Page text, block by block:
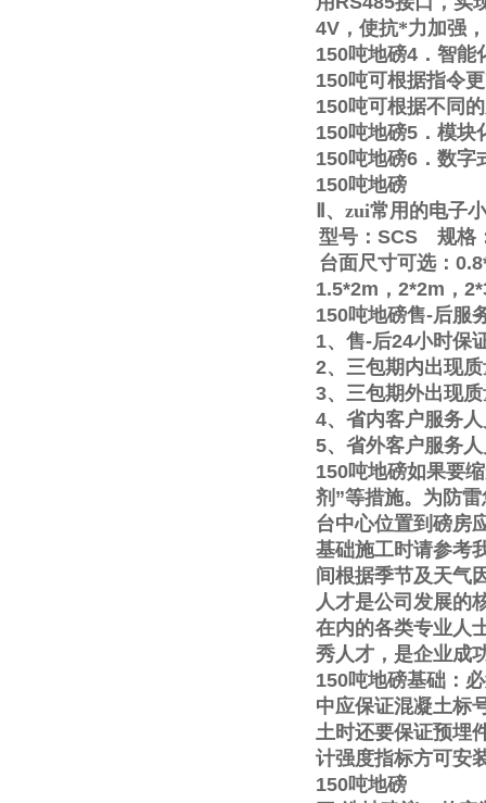
4V ，使抗*力加强
150吨地磅4 ．智能
150吨可根据指令
150吨可根据不同
150吨地磅5 ．模
150吨地磅6 ．数
150吨地磅
、zui常用的电子
型号： SCS
规格
台面尺寸可选：
1.5*2m ， 2*2m ，
150吨地磅售-后服
1、售-后24小时保
2、三包期内出现
3、三包期外出现
4、省内客户服务
5、省外客户服务
150吨地磅如果要
剂 ”等措施。为防
台中心位置到磅房
基础施工时请参考
间根据季节及天气
人才是公司发展的
在内的各类专业人
秀人才，是企业成
150吨地磅基础：
中应保证混凝土标
土时还要保证预埋
计强度指标方可安
150吨地磅